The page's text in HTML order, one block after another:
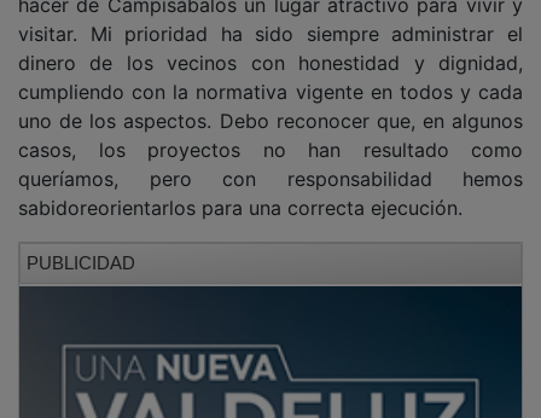
visitar. Mi prioridad ha sido siempre administrar el
dinero de los vecinos con honestidad y dignidad,
cumpliendo con la normativa vigente en todos y cada
uno de los aspectos. Debo reconocer que, en algunos
casos, los proyectos no han resultado como
queríamos, pero con responsabilidad hemos
sabidoreorientarlos para una correcta ejecución.